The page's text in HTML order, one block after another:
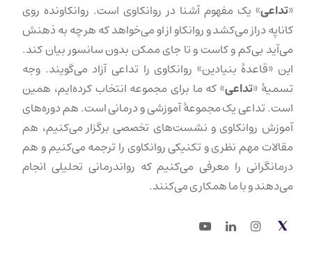
«تداعی» یک مفهوم آشنا در روانکاوی است. روانکاونده روی
کاناپه دراز می‌کشد و روانکاو از او می‌خواهد که هر چه به ذهنش
می‌آید بی‌کم و کاست و تا جای ممکن بدون سانسور بیان کند.
این «قاعدهٔ بنیادین» روانکاوی را تداعی آزاد می‌گویند. وجه
تسمیهٔ «تداعی» که ما برای مجموعه انتخاب کرده‌ایم، همین
است. تداعی یک مجموعهٔ آموزشی و درمانی است. هم دوره‌های
آموزش روانکاوی و نشست‌های تخصصی برگزار می‌کنیم، هم
مقالات مهم نظری و تکنیکی روانکاوی را ترجمه می‌کنیم و هم
درمانگرانی را معرفی می‌کنیم که رواندرمانی تحلیلی انجام
می‌دهند و با ما همکاری می‌کنند.
Twitter
Instagram
LinkedIn
Youtube